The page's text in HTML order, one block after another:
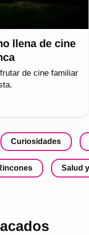
llena de cine
de cine familiar
Curiosidades
Salud